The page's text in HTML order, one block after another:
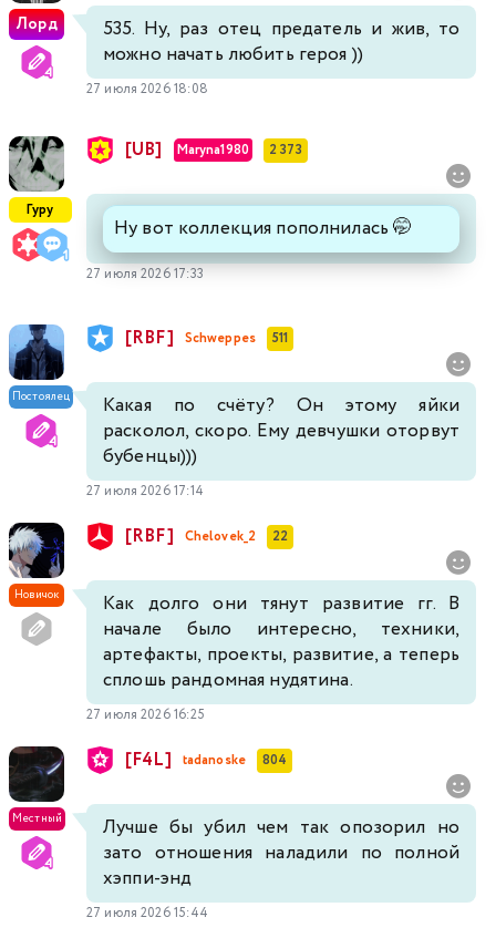
Лорд
535. Ну, раз отец предатель и жив, то
можно начать любить героя ))
27 июля 2026 18:08
Гуру
[UB] Maryna1980 2 373
Ну вот коллекция пополнилась 🤭
27 июля 2026 17:33
Постоялец
[RBF] Schweppes 511
Какая по счёту? Он этому яйки
расколол, скоро. Ему девчушки оторвут
бубенцы)))
27 июля 2026 17:14
Новичок
[RBF] Chelovek_2 22
Как долго они тянут развитие гг. В
начале было интересно, техники,
артефакты, проекты, развитие, а теперь
сплошь рандомная нудятина.
27 июля 2026 16:25
Местный
[F4L] tadanoske 804
Лучше бы убил чем так опозорил но
зато отношения наладили по полной
хэппи-энд
27 июля 2026 15:44